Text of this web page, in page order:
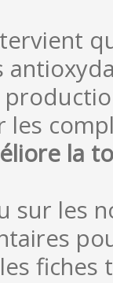
les
la
sur les
fiches